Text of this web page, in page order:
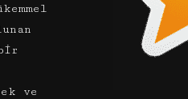
ve